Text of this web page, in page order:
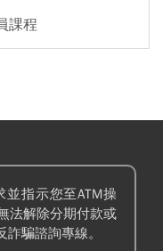
課程
並指示您至ATM操
法解除分期付款或
騙諮詢專線。